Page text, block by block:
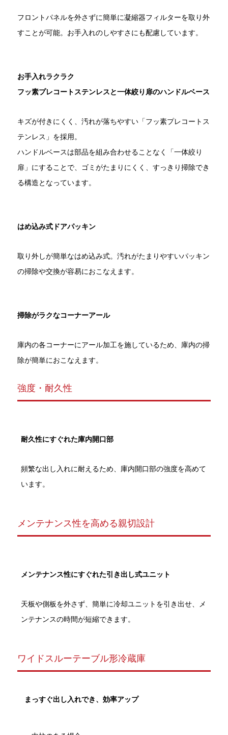
フロントパネルを外さずに簡単に凝縮器フィルターを取り外
すことが可能。お手入れのしやすさにも配慮しています。
お手入れラクラク
フッ素プレコートステンレスと一体絞り扉のハンドルベース
キズが付きにくく、汚れが落ちやすい「フッ素プレコートス
テンレス」を採用。
ハンドルベースは部品を組み合わせることなく「一体絞り
扉」にすることで、ゴミがたまりにくく、すっきり掃除でき
る構造となっています。
はめ込み式ドアパッキン
取り外しが簡単なはめ込み式。汚れがたまりやすいパッキン
の掃除や交換が容易におこなえます。
掃除がラクなコーナーアール
庫内の各コーナーにアール加工を施しているため、庫内の掃
除が簡単におこなえます。
強度・耐久性
耐久性にすぐれた庫内開口部
頻繁な出し入れに耐えるため、庫内開口部の強度を高めて
います。
メンテナンス性を高める親切設計
メンテナンス性にすぐれた引き出し式ユニット
天板や側板を外さず、簡単に冷却ユニットを引き出せ、メ
ンテナンスの時間が短縮できます。
ワイドスルーテーブル形冷蔵庫
まっすぐ出し入れでき、効率アップ